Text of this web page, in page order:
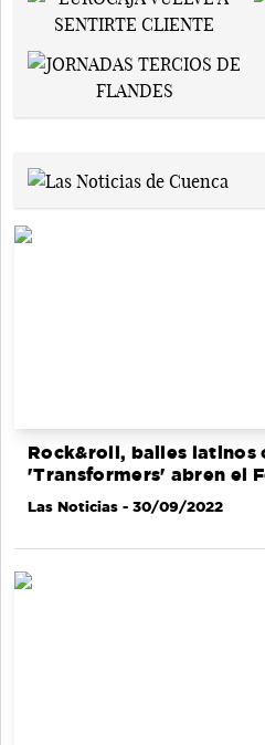
Rock&roll, bailes latinos
'Transformers' abren el
Las Noticias - 30/09/2022